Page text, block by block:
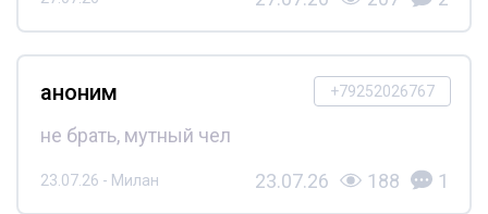
+79252026767
аноним
не брать, мутный чел
23.07.26 - Милан 23.07.26 188 1